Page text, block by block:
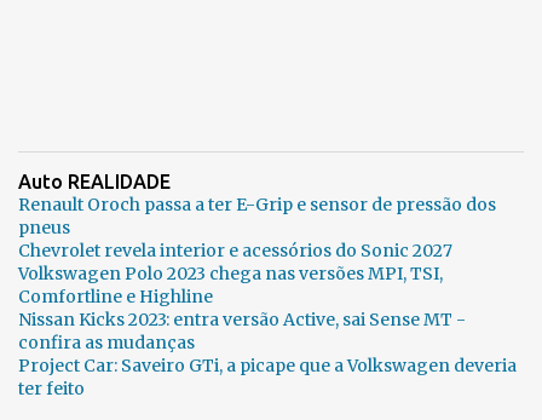
Auto REALIDADE
Renault Oroch passa a ter E-Grip e sensor de pressão dos
pneus
Chevrolet revela interior e acessórios do Sonic 2027
Volkswagen Polo 2023 chega nas versões MPI, TSI,
Comfortline e Highline
Nissan Kicks 2023: entra versão Active, sai Sense MT -
confira as mudanças
Project Car: Saveiro GTi, a picape que a Volkswagen deveria
ter feito